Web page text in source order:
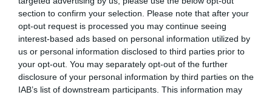
section to confirm your selection. Please note that after your
opt-out request is processed you may continue seeing
interest-based ads based on personal information utilized by
us or personal information disclosed to third parties prior to
your opt-out. You may separately opt-out of the further
disclosure of your personal information by third parties on the
IAB’s list of downstream participants. This information may
közösségi oldalára Paktók Gábor
országgyűlési képviselő. Ebben a
posztban arról ír, hogy ugyan a politikától
visszavonul, mégis a Fidesz
választókerületi ...
TOVÁBB...